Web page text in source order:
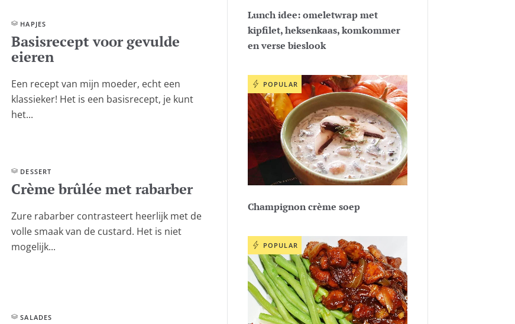
HAPJES
Basisrecept voor gevulde
eieren
Een recept van mijn moeder, echt een
klassieker! Het is een basisrecept, je kunt
het...
DESSERT
Crème brûlée met rabarber
Zure rabarber contrasteert heerlijk met de
volle smaak van de custard. Het is niet
mogelijk...
SALADES
Lunch idee: omeletwrap met
kipfilet, heksenkaas, komkommer
en verse bieslook
POPULAR
Champignon crème soep
POPULAR